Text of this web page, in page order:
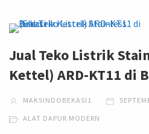
Jual Teko Listrik
Kettel) ARD-KT11 di
MAKSINDOBEKASI1
ALAT DAPUR MODERN